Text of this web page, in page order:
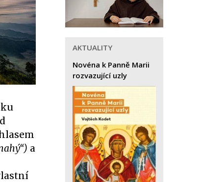
a
AKTUALITY
Novéna k Panně Marii
rozvazující uzly